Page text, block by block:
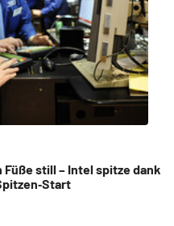
still – Intel spitze dank